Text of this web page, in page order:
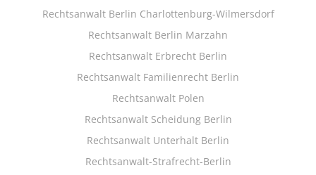
Rechtsanwalt Berlin Charlottenburg-Wilmersdorf
Rechtsanwalt Berlin Marzahn
Rechtsanwalt Erbrecht Berlin
Rechtsanwalt Familienrecht Berlin
Rechtsanwalt Polen
Rechtsanwalt Scheidung Berlin
Rechtsanwalt Unterhalt Berlin
Rechtsanwalt-Strafrecht-Berlin